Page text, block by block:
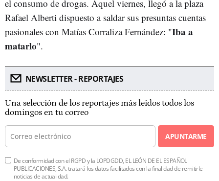
el consumo de drogas. Aquel viernes, llegó a la plaza
Rafael Alberti dispuesto a saldar sus presuntas cuentas
pasionales con Matías Corraliza Fernández: "Iba a
matarlo".
NEWSLETTER - REPORTAJES
Una selección de los reportajes más leídos todos los
domingos en tu correo
APUNTARME
De conformidad con el RGPD y la LOPDGDD, EL LEÓN DE EL ESPAÑOL
PUBLICACIONES, S.A. tratará los datos facilitados con la finalidad de remitirle
noticias de actualidad.